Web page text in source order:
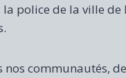
police de la ville de
communautés,